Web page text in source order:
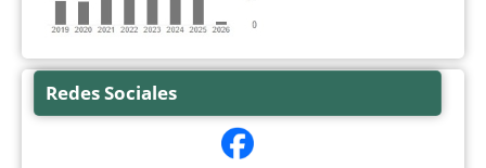
Redes Sociales